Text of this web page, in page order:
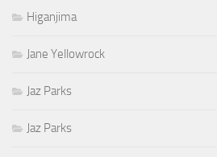
Higanjima
Jane Yellowrock
Jaz Parks
Jaz Parks